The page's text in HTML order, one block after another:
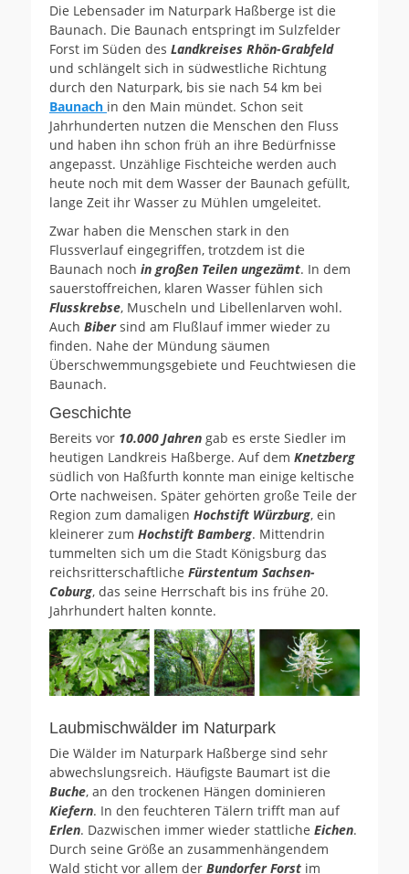
Die Lebensader im Naturpark Haßberge ist die
Baunach. Die Baunach entspringt im Sulzfelder
Forst im Süden des Landkreises Rhön-Grabfeld
und schlängelt sich in südwestliche Richtung
durch den Naturpark, bis sie nach 54 km bei
Baunach in den Main mündet. Schon seit
Jahrhunderten nutzen die Menschen den Fluss
und haben ihn schon früh an ihre Bedürfnisse
angepasst. Unzählige Fischteiche werden auch
heute noch mit dem Wasser der Baunach gefüllt,
lange Zeit ihr Wasser zu Mühlen umgeleitet.
Zwar haben die Menschen stark in den
Flussverlauf eingegriffen, trotzdem ist die
Baunach noch in großen Teilen ungezämt. In dem
sauerstoffreichen, klaren Wasser fühlen sich
Flusskrebse, Muscheln und Libellenlarven wohl.
Auch Bibersind am Flußlauf immer wieder zu
finden. Nahe der Mündung säumen
Überschwemmungsgebiete und Feuchtwiesen die
Baunach.
Geschichte
Bereits vor 10.000 Jahren gab es erste Siedler im
heutigen Landkreis Haßberge. Auf dem Knetzberg
südlich von Haßfurth konnte man einige keltische
Orte nachweisen. Später gehörten große Teile der
Region zum damaligen Hochstift Würzburg, ein
kleinerer zum Hochstift Bamberg. Mittendrin
tummelten sich um die Stadt Königsburg das
reichsritterschaftliche Fürstentum Sachsen-
Coburg, das seine Herrschaft bis ins frühe 20.
Jahrhundert halten konnte.
Laubmischwälder im Naturpark
Die Wälder im Naturpark Haßberge sind sehr
abwechslungsreich. Häufigste Baumart ist die
Buche, an den trockenen Hängen dominieren
Kiefern. In den feuchteren Tälern trifft man auf
Erlen. Dazwischen immer wieder stattliche Eichen.
Durch seine Größe an zusammenhängendem
Wald sticht vor allem der Bundorfer Forst im